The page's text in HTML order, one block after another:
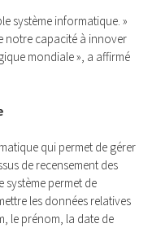
système informatique. »
notre capacité à innover
mondiale », a affirmé
qui permet de gérer
de recensement des
système permet de
les données relatives
le prénom, la date de